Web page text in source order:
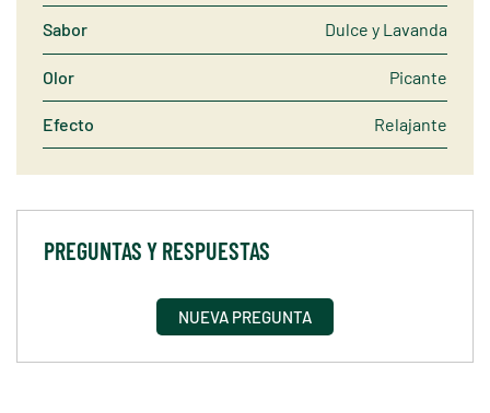
Sabor Dulce y Lavanda
Olor Picante
Efecto Relajante
PREGUNTAS Y RESPUESTAS
NUEVA PREGUNTA